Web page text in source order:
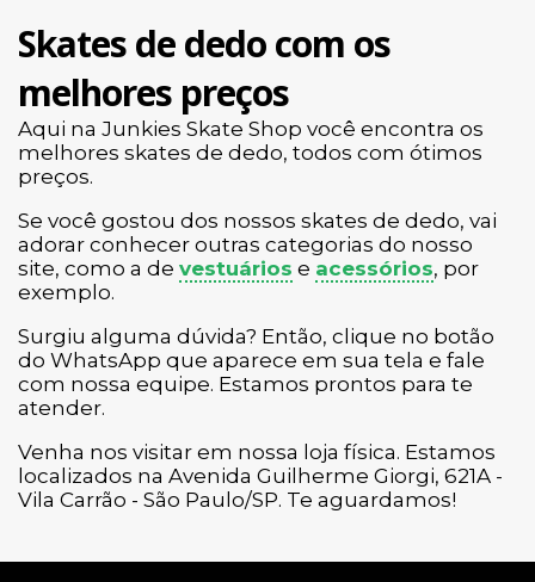
Skates de dedo com os
melhores preços
Aqui na Junkies Skate Shop você encontra os
melhores skates de dedo, todos com ótimos
preços.
Se você gostou dos nossos skates de dedo, vai
adorar conhecer outras categorias do nosso
site, como a de vestuários e acessórios, por
exemplo.
Surgiu alguma dúvida? Então, clique no botão
do WhatsApp que aparece em sua tela e fale
com nossa equipe. Estamos prontos para te
atender.
Venha nos visitar em nossa loja física. Estamos
localizados na Avenida Guilherme Giorgi, 621A -
Vila Carrão - São Paulo/SP. Te aguardamos!